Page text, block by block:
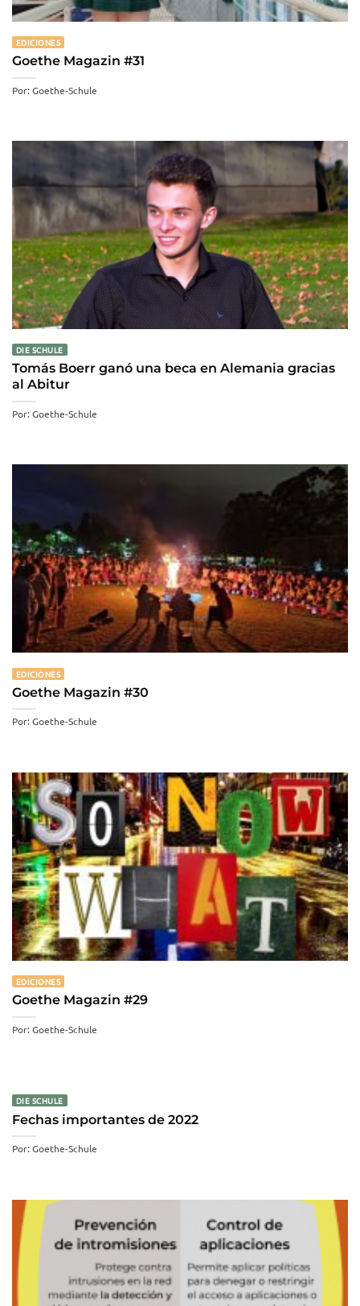
EDICIONES
Goethe Magazin #31
Por: Goethe-Schule
DIE SCHULE
Tomás Boerr ganó una beca en Alemania gracias
al Abitur
Por: Goethe-Schule
EDICIONES
Goethe Magazin #30
Por: Goethe-Schule
EDICIONES
Goethe Magazin #29
Por: Goethe-Schule
DIE SCHULE
Fechas importantes de 2022
Por: Goethe-Schule